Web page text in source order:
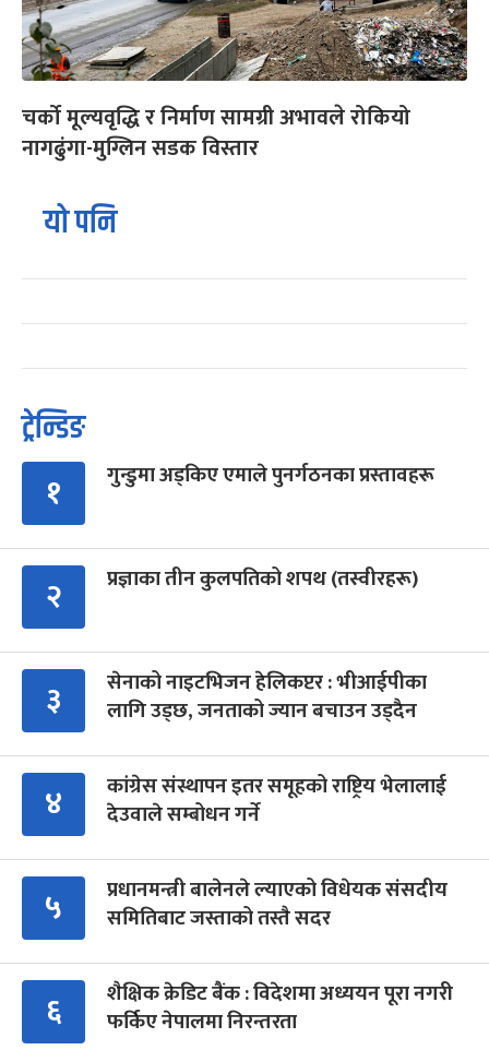
चर्को मूल्यवृद्धि र निर्माण सामग्री अभावले रोकियो
नागढुंगा-मुग्लिन सडक विस्तार
यो पनि
ट्रेन्डिङ
१ गुन्डुमा अड्किए एमाले पुनर्गठनका प्रस्तावहरू
२ प्रज्ञाका तीन कुलपतिको शपथ (तस्वीरहरू)
३
सेनाको नाइटभिजन हेलिकप्टर : भीआईपीका
लागि उड्छ, जनताको ज्यान बचाउन उड्दैन
४
कांग्रेस संस्थापन इतर समूहको राष्ट्रिय भेलालाई
देउवाले सम्बोधन गर्ने
५
प्रधानमन्त्री बालेनले ल्याएको विधेयक संसदीय
समितिबाट जस्ताको तस्तै सदर
६
शैक्षिक क्रेडिट बैंक : विदेशमा अध्ययन पूरा नगरी
फर्किए नेपालमा निरन्तरता